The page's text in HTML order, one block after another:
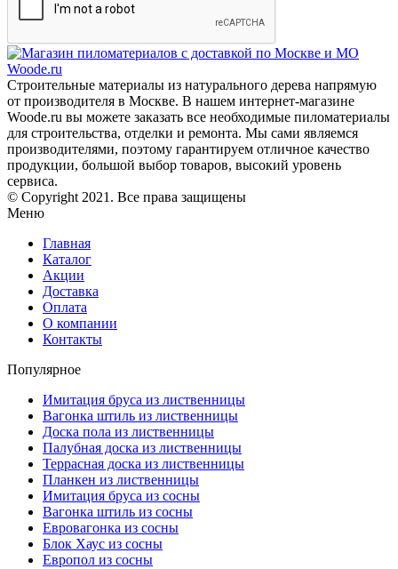
Строительные материалы из натурального дерева напрямую
от производителя в Москве. В нашем интернет-магазине
Woode.ru вы можете заказать все необходимые пиломатериалы
для строительства, отделки и ремонта. Мы сами являемся
производителями, поэтому гарантируем отличное качество
продукции, большой выбор товаров, высокий уровень
сервиса.
© Copyright 2021. Все права защищены
Меню
Главная
Каталог
Акции
Доставка
Оплата
О компании
Контакты
Популярное
Имитация бруса из лиственницы
Вагонка штиль из лиственницы
Доска пола из лиственницы
Палубная доска из лиственницы
Террасная доска из лиственницы
Планкен из лиственницы
Имитация бруса из сосны
Вагонка штиль из сосны
Евровагонка из сосны
Блок Хаус из сосны
Европол из сосны